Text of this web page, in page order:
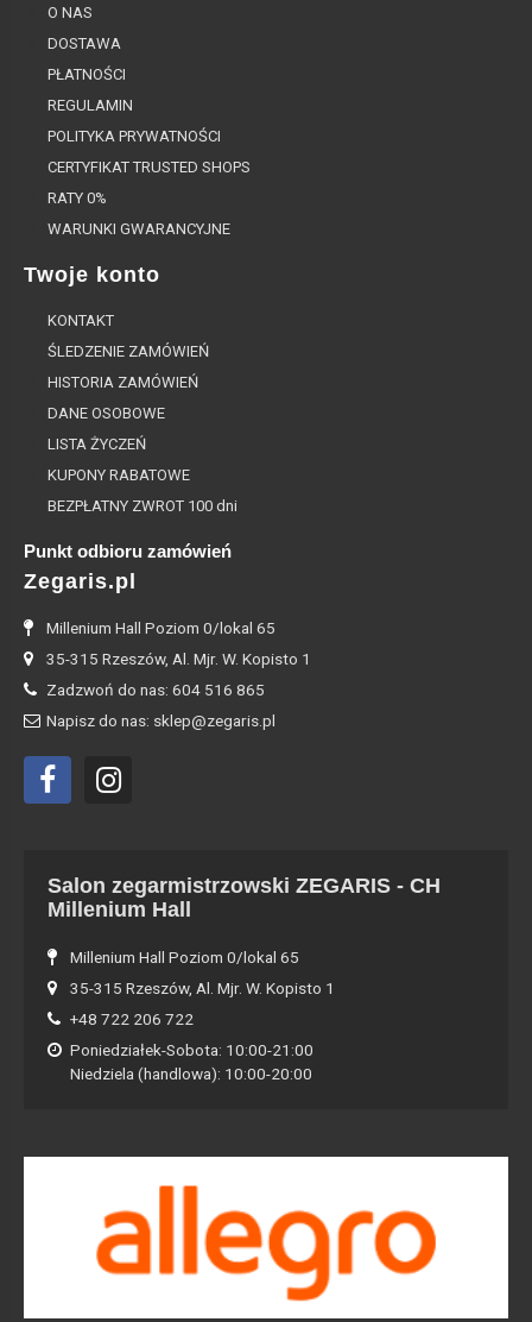
O NAS
DOSTAWA
PŁATNOŚCI
REGULAMIN
POLITYKA PRYWATNOŚCI
CERTYFIKAT TRUSTED SHOPS
RATY 0%
WARUNKI GWARANCYJNE
Twoje konto
KONTAKT
ŚLEDZENIE ZAMÓWIEŃ
HISTORIA ZAMÓWIEŃ
DANE OSOBOWE
LISTA ŻYCZEŃ
KUPONY RABATOWE
BEZPŁATNY ZWROT 100 dni
Punkt odbioru zamówień
Zegaris.pl
Millenium Hall Poziom 0/lokal 65
35-315 Rzeszów, Al. Mjr. W. Kopisto 1
Zadzwoń do nas: 604 516 865
Napisz do nas: sklep@zegaris.pl
Salon zegarmistrzowski ZEGARIS - CH
Millenium Hall
Millenium Hall Poziom 0/lokal 65
35-315 Rzeszów, Al. Mjr. W. Kopisto 1
+48 722 206 722
Poniedziałek-Sobota: 10:00-21:00
Niedziela (handlowa): 10:00-20:00